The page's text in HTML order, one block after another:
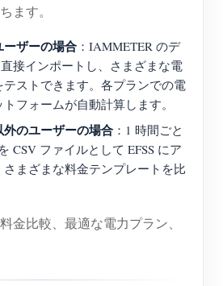
ます。
ザーの場合 ：IAMMETER のデ
直接インポートし、さまざまな電
テストできます。各プランでの電
フォームが自動計算します。
のユーザーの場合 ：1 時間ごと
CSV ファイルとして EFSS にア
さまざまな料金テンプレートを比
金比較、最適な電力プラン、